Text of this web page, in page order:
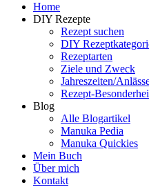
Manuka Magic
Dein
Dein persönlicher interaktiver
Home
DIY Rezepte
Rezept suchen
DIY
Rezeptarten
Ziele und Zweck
Jahreszeiten/
Rezept-
Blog
Alle Blogartikel
Manuka Pedia
Manuka Quickies
Mein Buch
Über mich
Kontakt